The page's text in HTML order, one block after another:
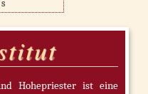
Hohepriester ist eine